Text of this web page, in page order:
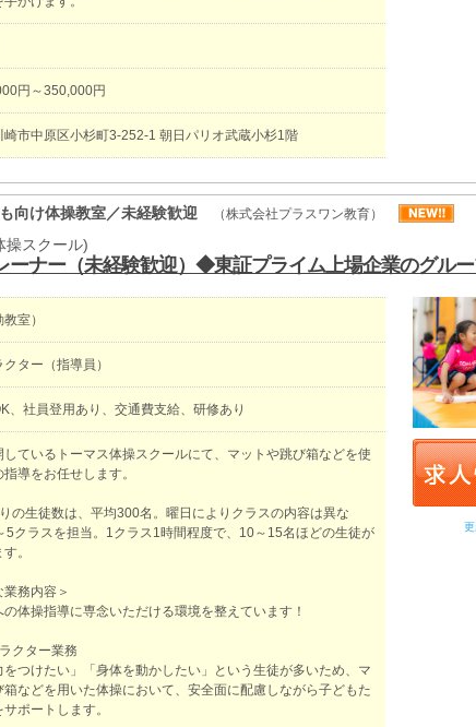
円～350,000円
崎市中原区小杉町3-252-1 朝日パリオ武蔵小杉1階
向け体操教室／未経験歓迎 （株式会社プラスワン教育）
操スクール)
ーナー（未経験歓迎）◆東証プライム上場企業のグル
室）
ター（指導員）
、社員登用あり、交通費支給、研修あり
しているトーマス体操スクールにて、マットや跳び箱などを使
導をお任せします。
の生徒数は、平均300名。曜日によりクラスの内容は異な
5クラスを担当。1クラス1時間程度で、10～15名ほどの生徒が
。
業務内容＞
体操指導に専念いただける環境を整えています！
クター業務
をつけたい」「身体を動かしたい」という生徒が多いため、マ
箱などを用いた体操において、安全面に配慮しながら子どもた
ポートします。